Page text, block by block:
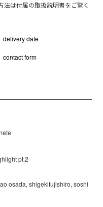
法は付属の取扱説明書をご覧く
delivery date
contact form
pt.2
osada, shigekifujishiro, soshi